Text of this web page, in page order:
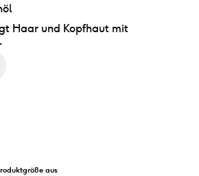
Haar und Kopfhaut mit
auch für gefärbtes Haar und
aus